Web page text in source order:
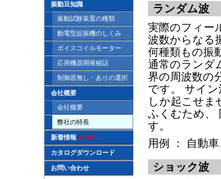
ランダム波
実際のフィー
波数からなる
何種類もの振
通常のランダ
界の周波数の
です。 サイ
しか起こせま
ふくむため、
す。
用例 ： 自動
ショック波
振動豆知識
振動試験装置の種類
動電型起振機のしくみ
ボイスコイルモーター
応用機器開発秘話
制御器無し・ありの選択
会社概要
会社概要
弊社の特長
新着情報 NEW!
カタログダウンロード
お問い合わせ